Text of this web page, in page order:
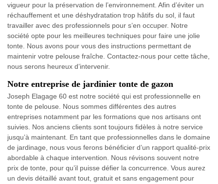
vigueur pour la préservation de l’environnement. Afin d’éviter un
réchauffement et une déshydratation trop hâtifs du sol, il faut
travailler avec des professionnels pour s’en occuper. Notre
société opte pour les meilleures techniques pour faire une jolie
tonte. Nous avons pour vous des instructions permettant de
maintenir votre pelouse fraîche. Contactez-nous pour cette tâche,
nous serons heureux d’intervenir.
Notre entreprise de jardinier tonte de gazon
Joseph Elagage 60 est notre société qui est professionnelle en
tonte de pelouse. Nous sommes différentes des autres
entreprises notamment par les formations que nos artisans ont
suivies. Nos anciens clients sont toujours fidèles à notre service
jusqu’à maintenant. En tant que professionnelles dans le domaine
de jardinage, nous vous ferons bénéficier d’un rapport qualité-prix
abordable à chaque intervention. Nous révisons souvent notre
prix de tonte, pour qu’il puisse défier la concurrence. Vous aurez
un devis détaillé avant tout, gratuit et sans engagement pour